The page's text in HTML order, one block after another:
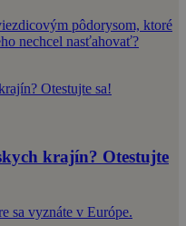
pôdorysom, ktoré
nechcel nasťahovať?
krajín? Otestujte
sa vyznáte v Európe.